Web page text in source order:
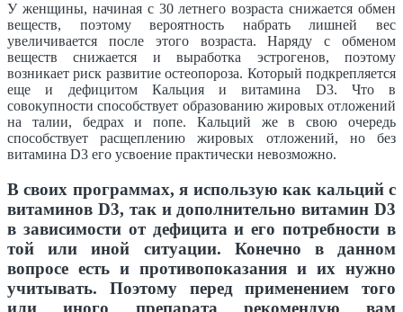
У женщины, начиная с 30 летнего возраста снижается обмен
веществ, поэтому вероятность набрать лишней вес
увеличивается после этого возраста. Наряду с обменом
веществ снижается и выработка эстрогенов, поэтому
возникает риск развитие остеопороза. Который подкрепляется
еще и дефицитом Кальция и витамина D3. Что в
совокупности способствует образованию жировых отложений
на талии, бедрах и попе. Кальций же в свою очередь
способствует расщеплению жировых отложений, но без
витамина D3 его усвоение практически невозможно.
В своих программах, я использую как кальций с
витаминов D3, так и дополнительно витамин D3
в зависимости от дефицита и его потребности в
той или иной ситуации. Конечно в данном
вопросе есть и противопоказания и их нужно
учитывать. Поэтому перед применением того
или иного препарата рекомендую вам